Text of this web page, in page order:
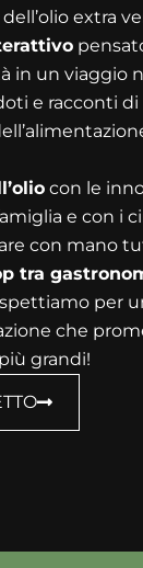
dell’olio extra
in un viaggio
e racconti
con le
e con i
con mano
tra
per
che
grandi!